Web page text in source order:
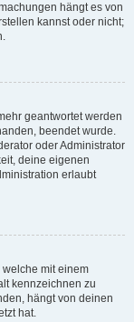
hängt es von
kannst oder nicht;
geantwortet werden
beendet wurde.
oder Administrator
deine eigenen
erlaubt
mit einem
kennzeichnen zu
hängt von deinen
hat.